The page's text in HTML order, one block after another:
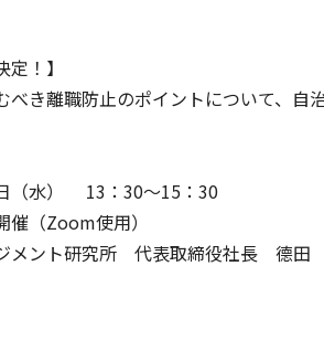
！】
き離職防止のポイントについて、自
（水） 13：30～15：30
（Zoom使用）
メント研究所 代表取締役社長 德